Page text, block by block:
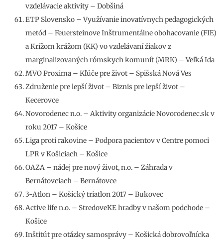
vzdelávacie aktivity – Dobšiná
ETP Slovensko – Využívanie inovatívnych pedagogických
metód – Feuersteinove Inštrumentálne obohacovanie (FIE)
a Krížom krážom (KK) vo vzdelávaní žiakov z
marginalizovaných rómskych komunít (MRK) – Veľká Ida
MVO Proxima – Kľúče pre život – Spišská Nová Ves
Združenie pre lepší život – Biznis pre lepší život –
Kecerovce
Novorodenec n.o. – Aktivity organizácie Novorodenec.sk v
roku 2017 – Košice
Liga proti rakovine – Podpora pacientov v Centre pomoci
LPR v Košiciach – Košice
OAZA – nádej pre nový život, n.o. – Záhrada v
Bernátovciach – Bernátovce
3-Atlon – Košický triatlon 2017 – Bukovec
Active life n.o. – StredoveKE hradby v našom podchode –
Košice
Inštitút pre otázky samosprávy – Košická dobrovoľnícka